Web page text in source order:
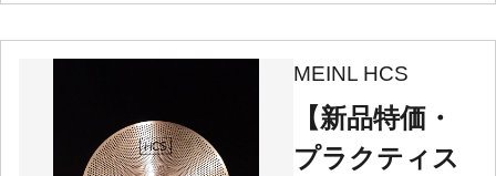
MEINL HCS
【新品特価・
プラクティス